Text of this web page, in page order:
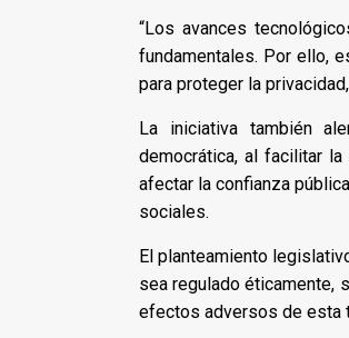
“Los avances
fundamentales. Por ello,
para proteger la
La iniciativa también
democrática, al facilitar
afectar la confianza
sociales.
El planteamiento
sea regulado éticamente,
efectos adversos de esta